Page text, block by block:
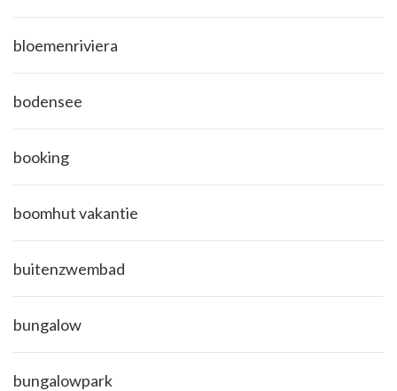
bloemenriviera
bodensee
booking
boomhut vakantie
buitenzwembad
bungalow
bungalowpark